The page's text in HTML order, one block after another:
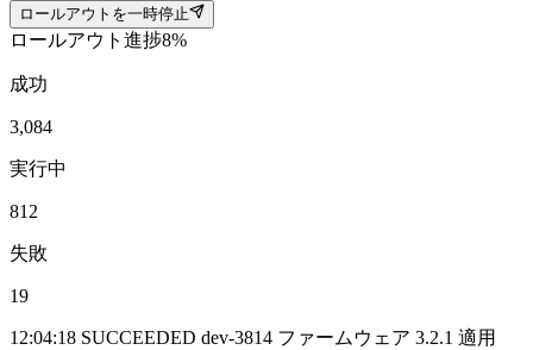
ロールアウトを一時停止
ロールアウト進捗8%
成功
3,084
実行中
812
失敗
19
12:04:18 SUCCEEDED dev-3814 ファームウェア 3.2.1 適用